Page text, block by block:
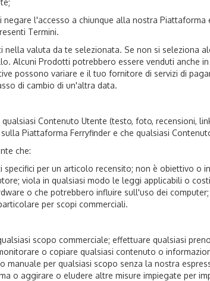
l'accesso a chiunque alla nostra
Termini.
valuta da te selezionata. Se non si seleziona
Alcuni Prodotti potrebbero essere venduti anche
possono variare e il tuo fornitore di servizi di
di cambio di un'altra data.
Contenuto Utente (testo, foto, recensioni,
Piattaforma Ferryfinder e che qualsiasi
che:
per un articolo recensito; non è obiettivo o
viola in qualsiasi modo le leggi applicabili o
o che potrebbero influire sull'uso dei
per scopi commerciali.
scopo commerciale; effettuare qualsiasi
o copiare qualsiasi contenuto o
per qualsiasi scopo senza la nostra
o aggirare o eludere altre misure impiegate per